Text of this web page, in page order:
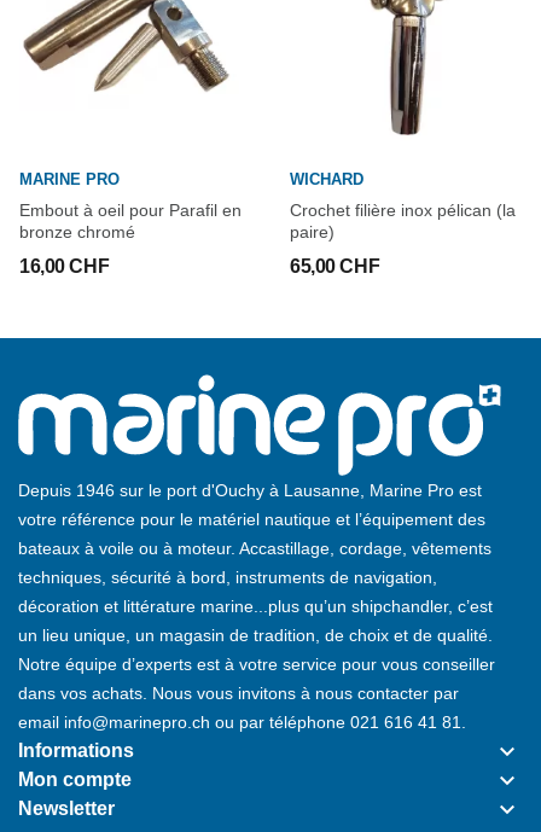
MARINE PRO
Embout à oeil pour Parafil en
bronze chromé
16,00 CHF
WICHARD
Crochet filière inox pélican (la
paire)
65,00 CHF
Depuis 1946 sur le port d'Ouchy à Lausanne, Marine Pro est
votre référence pour le matériel nautique et l’équipement des
bateaux à voile ou à moteur. Accastillage, cordage, vêtements
techniques, sécurité à bord, instruments de navigation,
décoration et littérature marine...plus qu’un shipchandler, c’est
un lieu unique, un magasin de tradition, de choix et de qualité.
Notre équipe d’experts est à votre service pour vous conseiller
dans vos achats. Nous vous invitons à nous contacter par
email info@marinepro.ch ou par téléphone 021 616 41 81
Informations keyboard_arrow_down
Mon compte keyboard_arrow_down
Newsletter keyboard_arrow_down